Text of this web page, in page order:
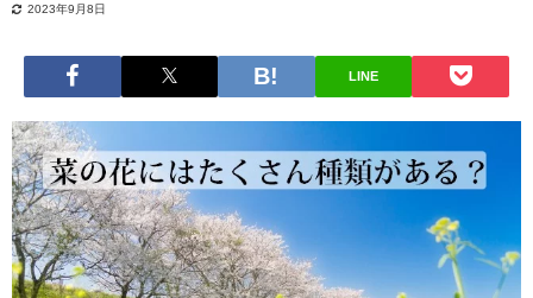
2023年9月8日
LINE